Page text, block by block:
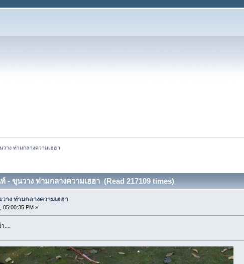
าง ท่ามกลางความเฮฮา
ขุนวาง ท่ามกลางความเฮฮา (Read 217109 times)
าง ท่ามกลางความเฮฮา
05:00:35 PM »
....